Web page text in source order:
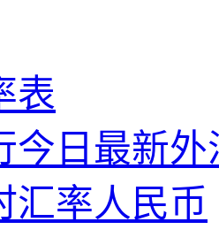
表
今日最新
汇率人民币